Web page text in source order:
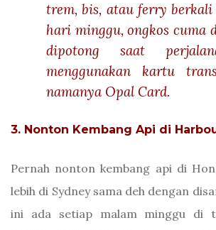
trem, bis, atau ferry
hari minggu, ongkos cuma
dipotong saat
menggunakan kartu
namanya Opal Card.
3. Nonton Kembang Api di
Pernah nonton kembang api di
lebih di Sydney sama deh dengan
ini ada setiap malam minggu di